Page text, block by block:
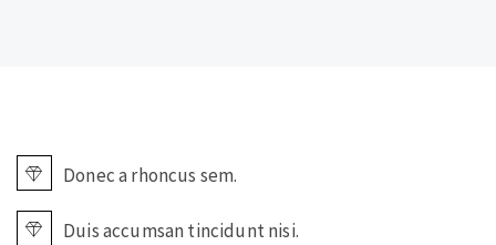
Donec a rhoncus sem.
Duis accumsan tincidunt nisi.